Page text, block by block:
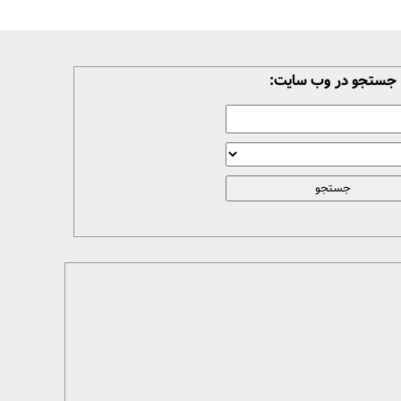
جستجو در وب سایت: